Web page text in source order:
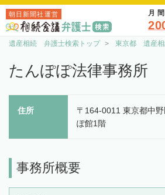
朝日新聞社運営 月
遺産相続 弁護士検索トップ 東京都 遺産
たんぽぽ法律事務所
住所
〒164-0011 東京都中
ぽ館1階
事務所概要